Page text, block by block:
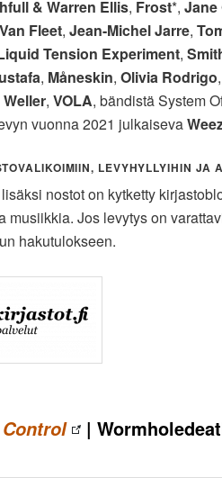
& Warren Ellis, Frost*, Jane
Fleet, Jean-Michel Jarre,
Tension Experiment,
, Måneskin, Olivia Rodrigo,
, VOLA, bändistä System
vuonna 2021 julkaiseva
LEVYHYLLYIHIN JA
nostot on kytketty
musiikkia. Jos levytys on
hakutulokseen.
|